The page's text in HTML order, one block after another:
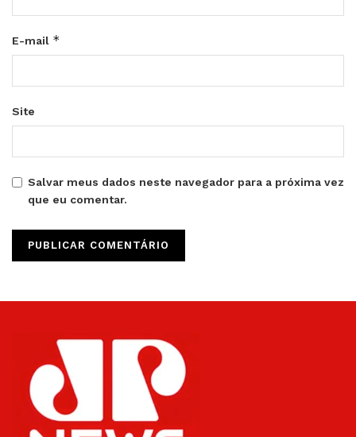
E-mail *
Site
Salvar meus dados neste navegador para a próxima vez
que eu comentar.